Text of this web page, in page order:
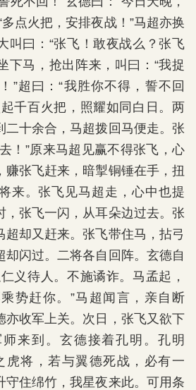
点火把，安排夜战！”马超亦换
叫曰：“张飞！敢夜战么？张飞
下马，抢出阵来，叫曰：“我捉
”超曰：“我胜你不得，誓不回
千百火把，照耀如同白日。两
二十余合，马超拨回马便走。张
！”原来马超见赢不得张飞，心
赚张飞赶来，暗掣铜锤在手，扭
来。张飞见马超走，心中也提
，张飞一闪，从耳朵边过去。张
超却又赶来。张飞带住马，拈弓
却闪过。二将各自回阵。玄德自
义待人。不施谲诈。马孟起，
势赶你。”马超闻言，亲自断
亦收军上关。次日，张飞又欲下
来到。玄德接着孔明。孔明
虎将，若与翼德死战，必有一
守住绵竹，我星夜来此。可用条